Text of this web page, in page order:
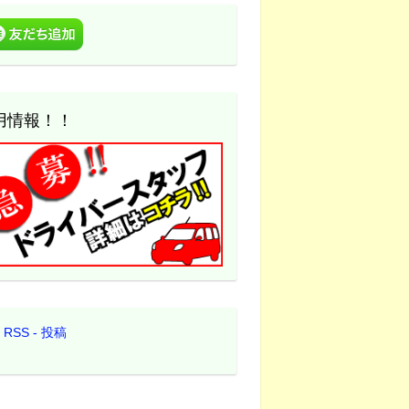
情報！！
RSS - 投稿